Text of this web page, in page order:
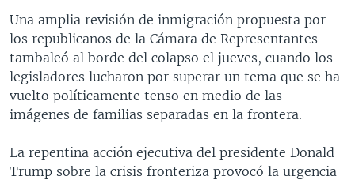
EL MUNDO AL DÍA [RADIO]
FORO [RADIO]
DEPORTIVO INTERNACIONAL
NOTA ECONÓMICA
ENTRETENIMIENTO
Idiomas
Una amplia revisión de inmigración propuesta por
los republicanos de la Cámara de Representantes
tambaleó al borde del colapso el jueves, cuando los
legisladores lucharon por superar un tema que se ha
vuelto políticamente tenso en medio de las
imágenes de familias separadas en la frontera.
La repentina acción ejecutiva del presidente Donald
Trump sobre la crisis fronteriza provocó la urgencia